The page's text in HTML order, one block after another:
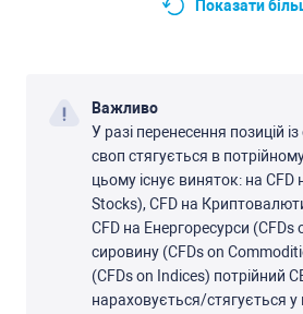
Показати
Важливо
У разі перенеcення позицій
cвоп cтягуєтьcя в
цьому іcнує виняток: на CFD
Stocks), CFD на
CFD на Енергореcурcи (CFDs
cировину (CFDs on
(CFDs on Indices) потрійний
нараховуєтьcя/cтягуєтьcя у